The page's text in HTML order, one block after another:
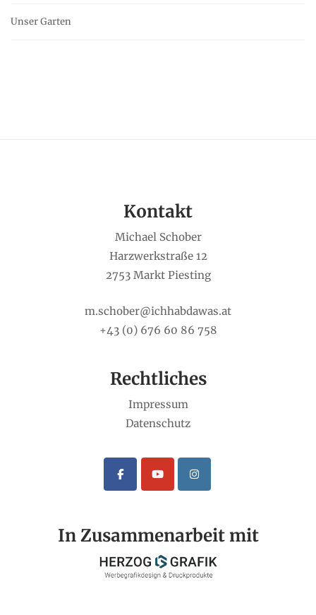
Unser Garten
Kontakt
Michael Schober
Harzwerkstraße 12
2753 Markt Piesting
m.schober@ichhabdawas.at
+43 (0) 676 60 86 758
Rechtliches
Impressum
Datenschutz
In Zusammenarbeit mit